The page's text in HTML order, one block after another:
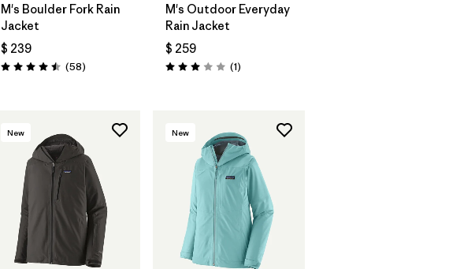
M's Boulder Fork Rain
Jacket
$ 239
Valoración: 4.5 / 5
(58Comentarios
)
M's Outdoor Everyday
Rain Jacket
$ 259
Valoración: 3.0 / 5
(1Comentarios
)
New New